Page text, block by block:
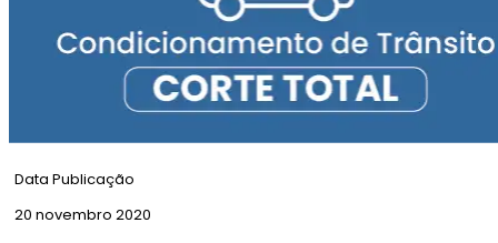
Data Publicação
20 novembro 2020